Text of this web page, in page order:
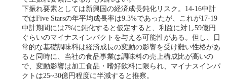
下振れ要素としては新興国の経済成長鈍化リスク。14-16中計
ではFive Starsの年平均成長率は9.3%であったが、これが17-19
中計期間には7%に鈍化すると仮定すると、利益に対し59億円
ぐらいのマイナスインパクトを与える可能性がある。但し、日
常的な基礎調味料は経済成長の変動の影響を受け難い性格があ
ると同時に、当社の食品事業は調味料の売上構成比が高いの
で、変動影響は加工食品・嗜好飲料に限られ、マイナスインパ
クトは25~30億円程度に半減すると推察。